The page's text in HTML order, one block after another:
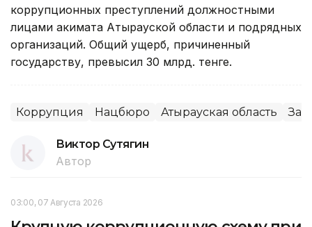
коррупционных преступлений должностными
лицами акимата Атырауской области и подрядных
организаций. Общий ущерб, причиненный
государству, превысил 30 млрд. тенге.
Коррупция Нацбюро Атырауская область
Виктор Сутягин
Автор
03:00, 07 Августа 2026